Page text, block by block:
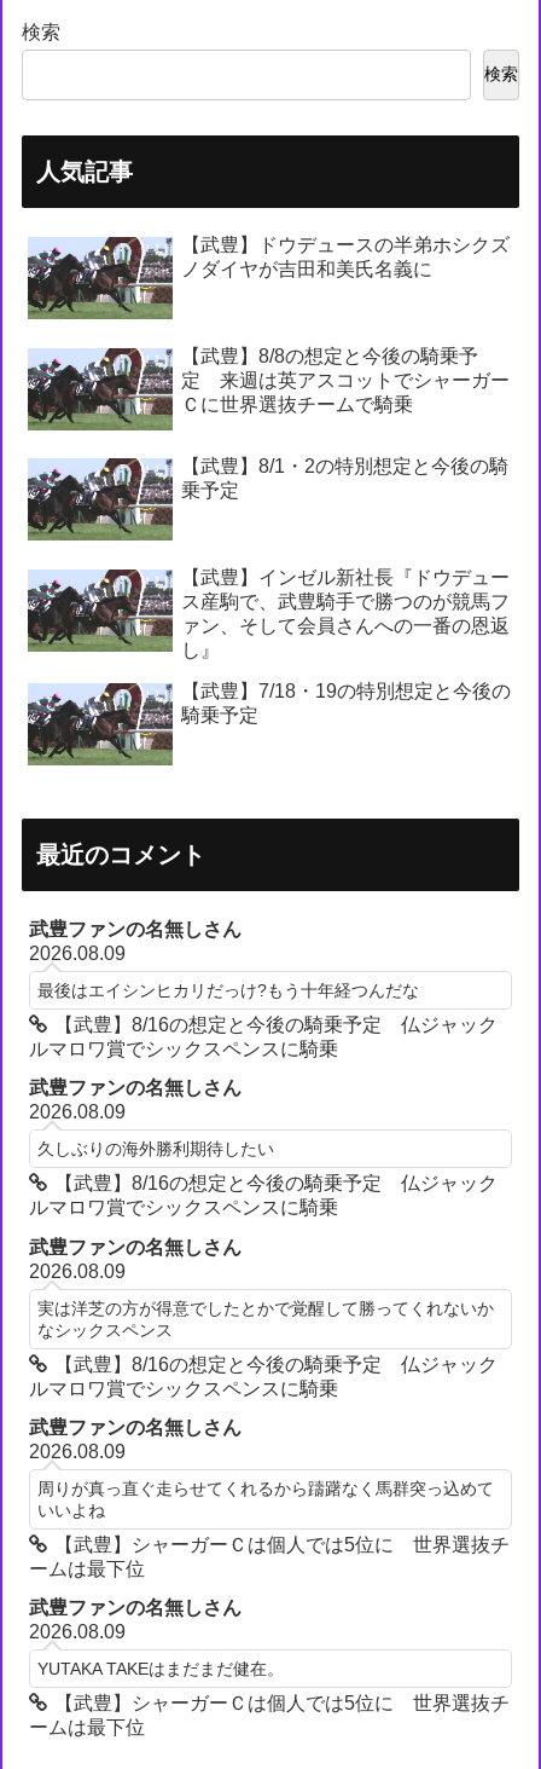
検索
検索
人気記事
【武豊】ドウデュースの半弟ホシクズ
ノダイヤが吉田和美氏名義に
【武豊】8/8の想定と今後の騎乗予
定 来週は英アスコットでシャーガー
Ｃに世界選抜チームで騎乗
【武豊】8/1・2の特別想定と今後の騎
乗予定
【武豊】インゼル新社長『ドウデュー
ス産駒で、武豊騎手で勝つのが競馬フ
ァン、そして会員さんへの一番の恩返
し』
【武豊】7/18・19の特別想定と今後の
騎乗予定
最近のコメント
武豊ファンの名無しさん
2026.08.09
最後はエイシンヒカリだっけ?もう十年経つんだな
【武豊】8/16の想定と今後の騎乗予定 仏ジャック
ルマロワ賞でシックスペンスに騎乗
武豊ファンの名無しさん
2026.08.09
久しぶりの海外勝利期待したい
【武豊】8/16の想定と今後の騎乗予定 仏ジャック
ルマロワ賞でシックスペンスに騎乗
武豊ファンの名無しさん
2026.08.09
実は洋芝の方が得意でしたとかで覚醒して勝ってくれないか
なシックスペンス
【武豊】8/16の想定と今後の騎乗予定 仏ジャック
ルマロワ賞でシックスペンスに騎乗
武豊ファンの名無しさん
2026.08.09
周りが真っ直ぐ走らせてくれるから躊躇なく馬群突っ込めて
いいよね
【武豊】シャーガーＣは個人では5位に 世界選抜チ
ームは最下位
武豊ファンの名無しさん
2026.08.09
YUTAKA TAKEはまだまだ健在。
【武豊】シャーガーＣは個人では5位に 世界選抜チ
ームは最下位